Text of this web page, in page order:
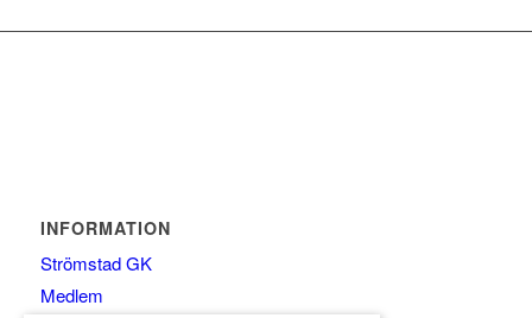
INFORMATION
Strömstad GK
Medlem